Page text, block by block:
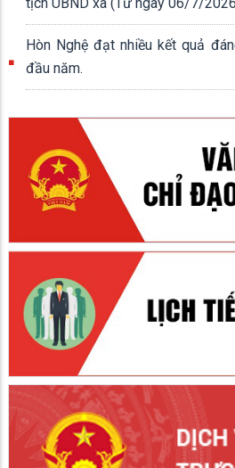
tịch UBND xã (Từ ngày 06/7/
Hòn Nghệ đạt nhiều kết quả
đầu năm.